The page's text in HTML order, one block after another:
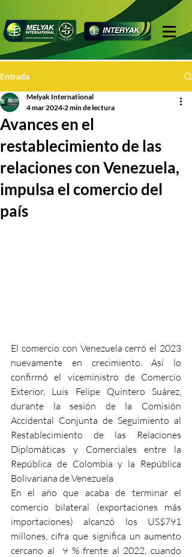
Entrada
Avances en el
restablecimiento de las
relaciones con Venezuela,
impulsa el comercio del
país
Melyak International
4 mar 2024 2 min de lectura
El comercio con Venezuela cerró el 2023
nuevamente en crecimiento. Así lo
confirmó el viceministro de Comercio
Exterior, Luis Felipe Quintero Suárez,
durante la sesión de la Comisión
Accidental Conjunta de Seguimiento al
Restablecimiento de las Relaciones
Diplomáticas y Comerciales entre la
República de Colombia y la República
Bolivariana de Venezuela.
En el año que acaba de terminar el
comercio bilateral (exportaciones más
importaciones) alcanzó los US$791
millones, cifra que significa un aumento
cercano al  9 % frente al 2022, cuando